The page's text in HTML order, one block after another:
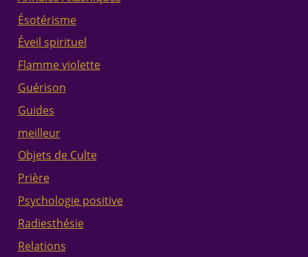
Ésotérisme
Éveil spirituel
Flamme violette
Guérison
Guides
meilleur
Objets de Culte
Prière
Psychologie positive
Radiesthésie
Relations